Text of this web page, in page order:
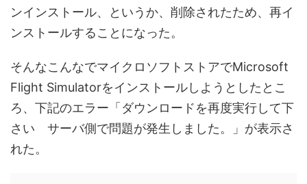
ンインストール、というか、削除されたため、再イ
ンストールすることになった。
そんなこんなでマイクロソフトストアでMicrosoft
Flight Simulatorをインストールしようとしたとこ
ろ、下記のエラー「ダウンロードを再度実行して下
さい サーバ側で問題が発生しました。」が表示さ
れた。